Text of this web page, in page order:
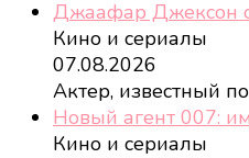
Джаафар Джексон
Кино и сериалы
07.08.2026
Актер, известный
Новый агент 007:
Кино и сериалы